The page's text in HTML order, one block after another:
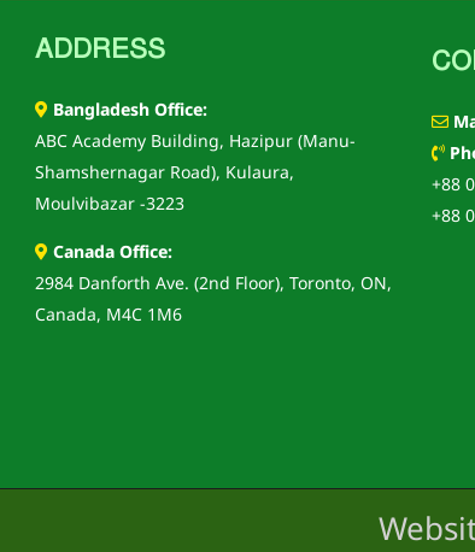
ADDRESS
Bangladesh Office:
ABC Academy Building, Hazipur (Manu-
Shamshernagar Road), Kulaura,
Moulvibazar -3223
Canada Office:
2984 Danforth Ave. (2nd Floor), Toronto, ON,
Canada, M4C 1M6
+88
+88